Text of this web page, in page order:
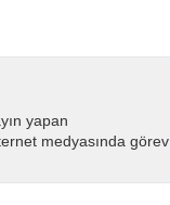
yapan
medyasında görev